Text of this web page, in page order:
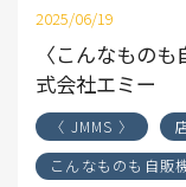
2025/06/19
〈こんなもの
式会社エミー
〈 JMMS 〉
こんなものも自販